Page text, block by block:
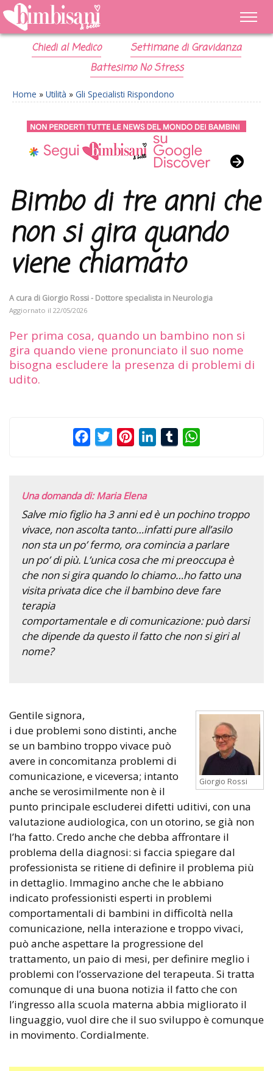
Chiedi al Medico
Settimane di Gravidanza
Battesimo No Stress
Home » Utilità » Gli Specialisti Rispondono
Bimbo di tre anni che
non si gira quando
viene chiamato
A cura di Giorgio Rossi - Dottore specialista in Neurologia
Aggiornato il 22/05/2026
Per prima cosa, quando un bambino non si
gira quando viene pronunciato il suo nome
bisogna escludere la presenza di problemi di
udito.
FacebookTwitterPinterestLinkedInTumblr
Una domanda di: Maria Elena
Salve mio figlio ha 3 anni ed è un pochino troppo
vivace, non ascolta tanto…infatti pure all’asilo
non sta un po’ fermo, ora comincia a parlare
un po’ di più. L’unica cosa che mi preoccupa è
che non si gira quando lo chiamo…ho fatto una
visita privata dice che il bambino deve fare
terapia
comportamentale e di comunicazione: può darsi
che dipende da questo il fatto che non si giri al
nome?
Giorgio Rossi
Gentile signora,
i due problemi sono distinti, anche
se un bambino troppo vivace può
avere in concomitanza problemi di
comunicazione, e viceversa; intanto
anche se verosimilmente non è il
punto principale escluderei difetti uditivi, con una
valutazione audiologica, con un otorino, se già non
l’ha fatto. Credo anche che debba affrontare il
problema della diagnosi: si faccia spiegare dal
professionista se ritiene di definire il problema più
in dettaglio. Immagino anche che le abbiano
indicato professionisti esperti in problemi
comportamentali di bambini in difficoltà nella
comunicazione, nella interazione e troppo vivaci,
può anche aspettare la progressione del
trattamento, un paio di mesi, per definire meglio i
problemi con l’osservazione del terapeuta. Si tratta
comunque di una buona notizia il fatto che con
l’ingresso alla scuola materna abbia migliorato il
linguaggio, vuol dire che il suo sviluppo è comunque
in movimento. Cordialmente.